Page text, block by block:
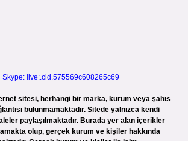
Skype: live:.cid.575569c608265c69
sitesi, herhangi bir marka, kurum veya şahıs
bulunmamaktadır. Sitede yalnızca kendi
paylaşılmaktadır. Burada yer alan içerikler
olup, gerçek kurum ve kişiler hakkında